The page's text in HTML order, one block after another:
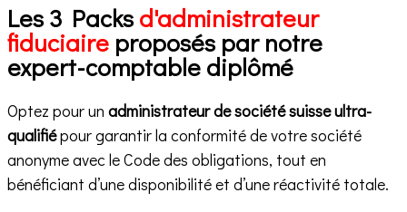
Les 3 Packs d'administrateur
fiduciaire proposés par notre
expert-comptable diplômé
Optez pour un administrateur de société suisse ultra-
qualifiépour garantir la conformité de votre société
anonyme avec le Code des obligations, tout en
bénéficiant d’une disponibilité et d’une réactivité totale.